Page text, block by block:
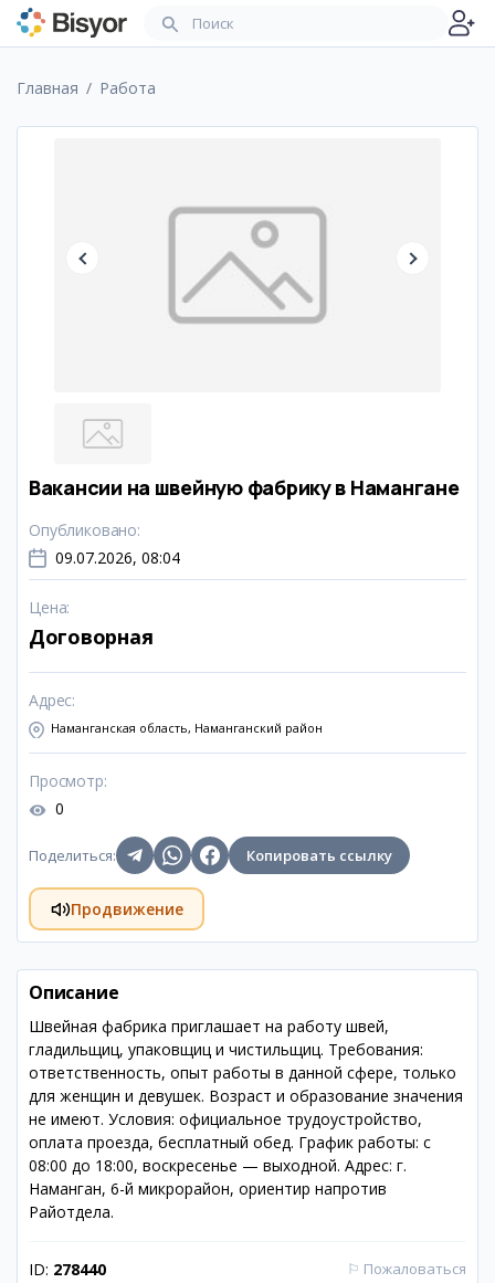
Главная Работа
Вакансии на швейную фабрику в Намангане
Опубликовано:
09.07.2026, 08:04
Цена:
Договорная
Адрес:
Наманганская область, Наманганский район
Просмотр:
0
Поделиться: Копировать ссылку
Продвижение
Описание
Швейная фабрика приглашает на работу швей,
гладильщиц, упаковщиц и чистильщиц. Требования:
ответственность, опыт работы в данной сфере, только
для женщин и девушек. Возраст и образование значения
не имеют. Условия: официальное трудоустройство,
оплата проезда, бесплатный обед. График работы: с
08:00 до 18:00, воскресенье — выходной. Адрес: г.
Наманган, 6-й микрорайон, ориентир напротив
Райотдела.
ID: 278440 ⚐ Пожаловаться